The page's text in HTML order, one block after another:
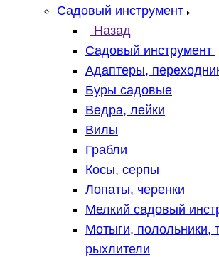
Садовый инструмент
Назад
Садовый инструмент
Адаптеры,
Буры садовые
Ведра, лейки
Вилы
Грабли
Косы, серпы
Лопаты, черенки
Мелкий садовый
Мотыги, полольники,
рыхлители